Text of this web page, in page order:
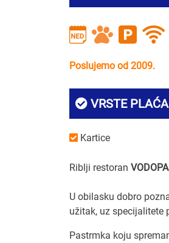
Poslujemo od 2009.
VRSTE
Kartice
Riblji restoran
U obilasku dobro
užitak, uz specijalitete
Pastrmka koju